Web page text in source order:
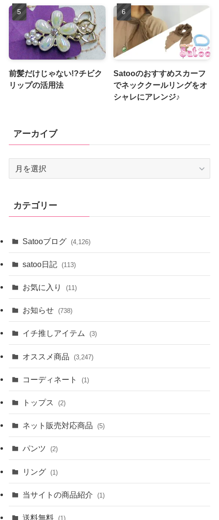
前髪だけじゃない!?チビク
リップの活用法
Satooのおすすめスカーフ
でネッククールリングをオ
シャレにアレンジ♪
アーカイブ
ブ
カテゴリー
Satooブログ (4,126)
satoo日記 (113)
お気に入り (11)
お知らせ (738)
イチ推しアイテム (3)
オススメ商品 (3,247)
コーディネート (1)
トップス (2)
ネット販売対応商品 (5)
パンツ (2)
リング (1)
当サイトの商品紹介 (1)
送料無料 (1)